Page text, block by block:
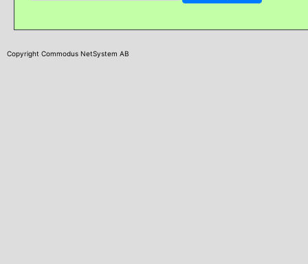
Copyright Commodus NetSystem AB